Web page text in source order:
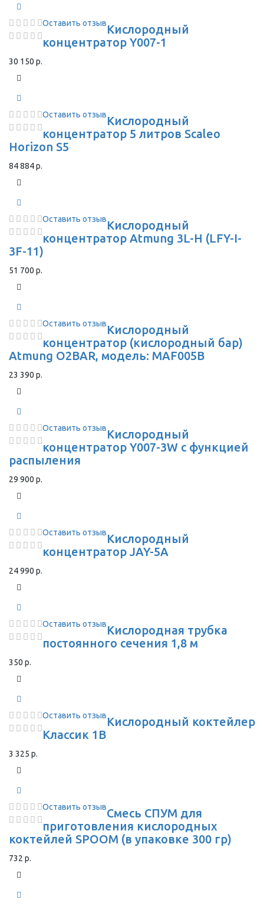
Оставить отзывКислородный
концентратор Y007-1
30 150 р.
Оставить отзывКислородный
концентратор 5 литров Scaleo
Horizon S5
84 884 р.
Оставить отзывКислородный
концентратор Atmung 3L-H (LFY-I-
3F-11)
51 700 р.
Оставить отзывКислородный
концентратор (кислородный бар)
Atmung O2BAR, модель: MAF005B
23 390 р.
Оставить отзывКислородный
концентратор Y007-3W с функцией
распыления
29 900 р.
Оставить отзывКислородный
концентратор JAY-5A
24 990 р.
Оставить отзывКислородная трубка
постоянного сечения 1,8 м
350 р.
Оставить отзывКислородный коктейлер
Классик 1В
3 325 р.
Оставить отзывСмесь СПУМ для
приготовления кислородных
коктейлей SPOOM (в упаковке 300 гр)
732 р.